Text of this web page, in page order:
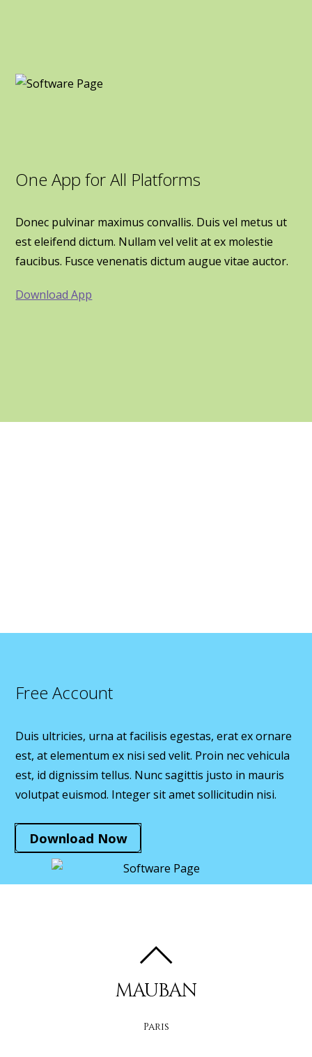
One App for All Platforms
Donec pulvinar maximus convallis. Duis vel metus ut
est eleifend dictum. Nullam vel velit at ex molestie
faucibus. Fusce venenatis dictum augue vitae auctor.
Download App
Free Account
Duis ultricies, urna at facilisis egestas, erat ex ornare
est, at elementum ex nisi sed velit. Proin nec vehicula
est, id dignissim tellus. Nunc sagittis justo in mauris
volutpat euismod. Integer sit amet sollicitudin nisi.
Download Now
MAUBAN
Paris